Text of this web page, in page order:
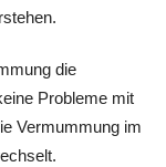
die
Probleme mit
Vermummung im